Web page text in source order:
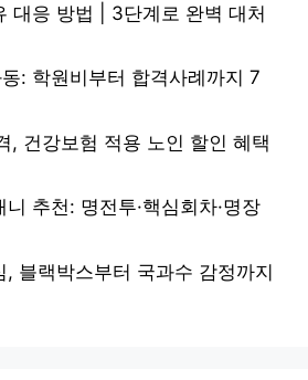
대응 방법 | 3단계로 완벽 대처
: 학원비부터 합격사례까지 7
, 건강보험 적용 노인 할인 혜택
추천: 명전투·핵심회차·명장
, 블랙박스부터 국과수 감정까지